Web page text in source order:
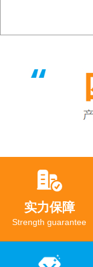
实力保障
Strength guarantee